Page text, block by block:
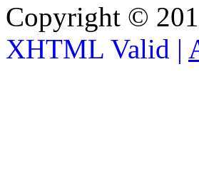
Copyright ©
XHTML Valid |